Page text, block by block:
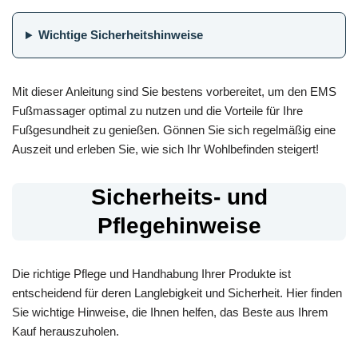
Wichtige Sicherheitshinweise
Mit dieser Anleitung sind Sie bestens vorbereitet, um den EMS
Fußmassager optimal zu nutzen und die Vorteile für Ihre
Fußgesundheit zu genießen. Gönnen Sie sich regelmäßig eine
Auszeit und erleben Sie, wie sich Ihr Wohlbefinden steigert!
Sicherheits- und
Pflegehinweise
Die richtige Pflege und Handhabung Ihrer Produkte ist
entscheidend für deren Langlebigkeit und Sicherheit. Hier finden
Sie wichtige Hinweise, die Ihnen helfen, das Beste aus Ihrem
Kauf herauszuholen.